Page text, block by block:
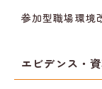
参加型職場環境
エビデンス・